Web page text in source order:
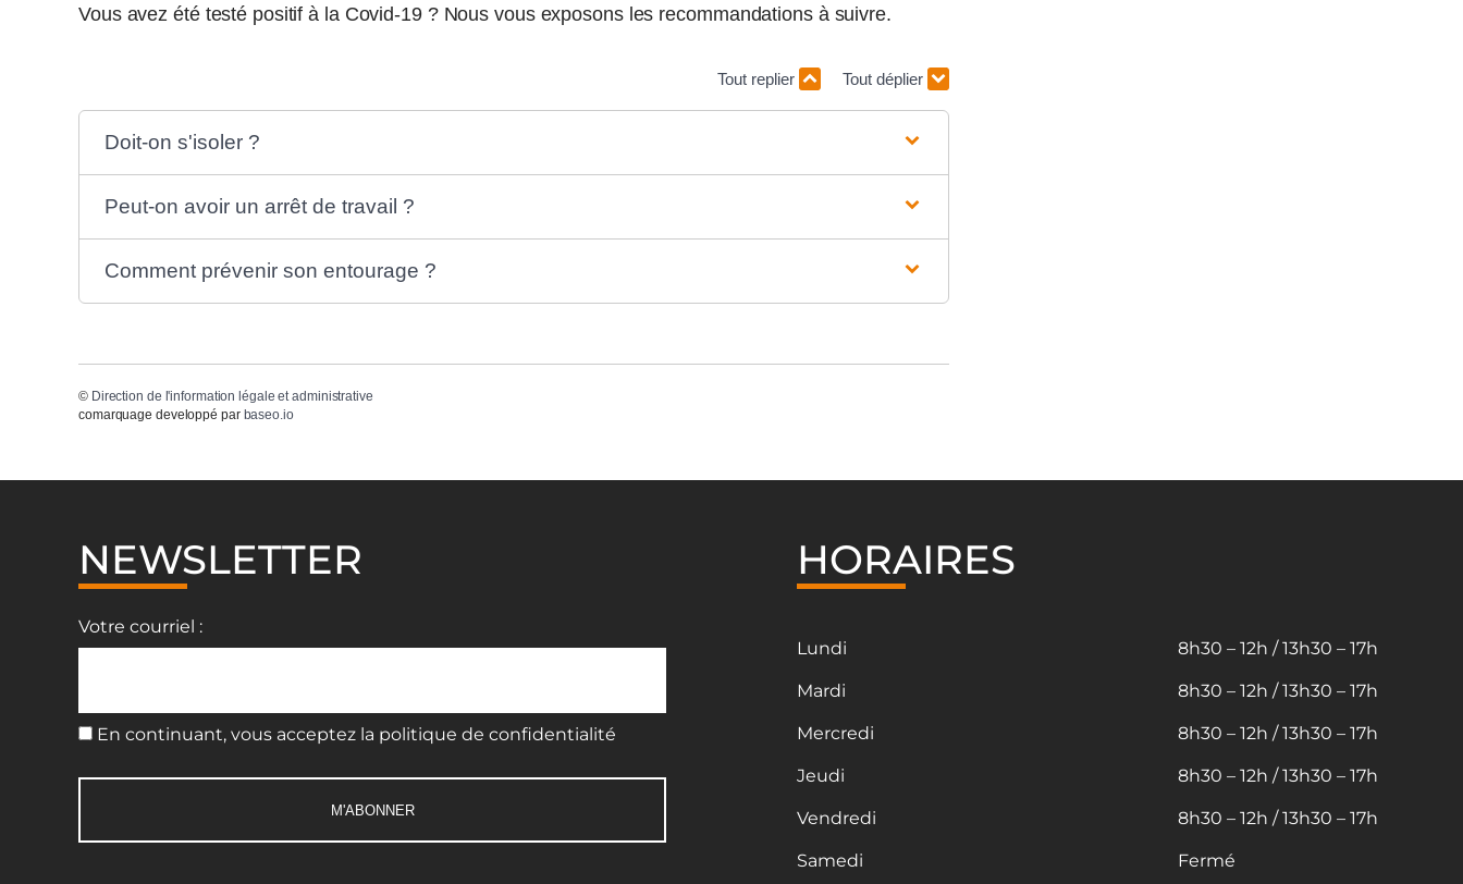
Vous avez été testé positif à la Covid-19 ? Nous vous exposons les recommandations à suivre.
Tout replier Tout déplier
Doit-on s'isoler ?
Peut-on avoir un arrêt de travail ?
Comment prévenir son entourage ?
© Direction de l'information légale et administrative
comarquage developpé par baseo.io
NEWSLETTER
Votre courriel :
En continuant, vous acceptez la politique de confidentialité
HORAIRES
Lundi
Mardi
Mercredi
Jeudi
Vendredi
Samedi
8h30 – 12h / 13h30 – 17h
8h30 – 12h / 13h30 – 17h
8h30 – 12h / 13h30 – 17h
8h30 – 12h / 13h30 – 17h
8h30 – 12h / 13h30 – 17h
Fermé